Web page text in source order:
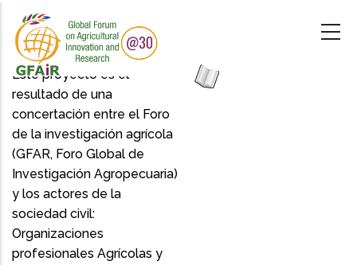
main
content
Este proyecto es el
resultado de una
concertación entre el Foro
de la investigación agrícola
(GFAR, Foro Global de
Investigación Agropecuaria)
y los actores de la
sociedad civil:
Organizaciones
profesionales Agrícolas y